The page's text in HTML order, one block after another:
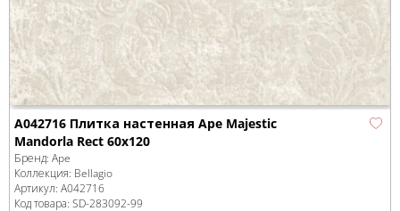
A042716 Плитка настенная Ape Majestic
Mandorla Rect 60x120
Бренд: Ape
Коллекция: Bellagio
Артикул: A042716
Код товара: SD-283092-99